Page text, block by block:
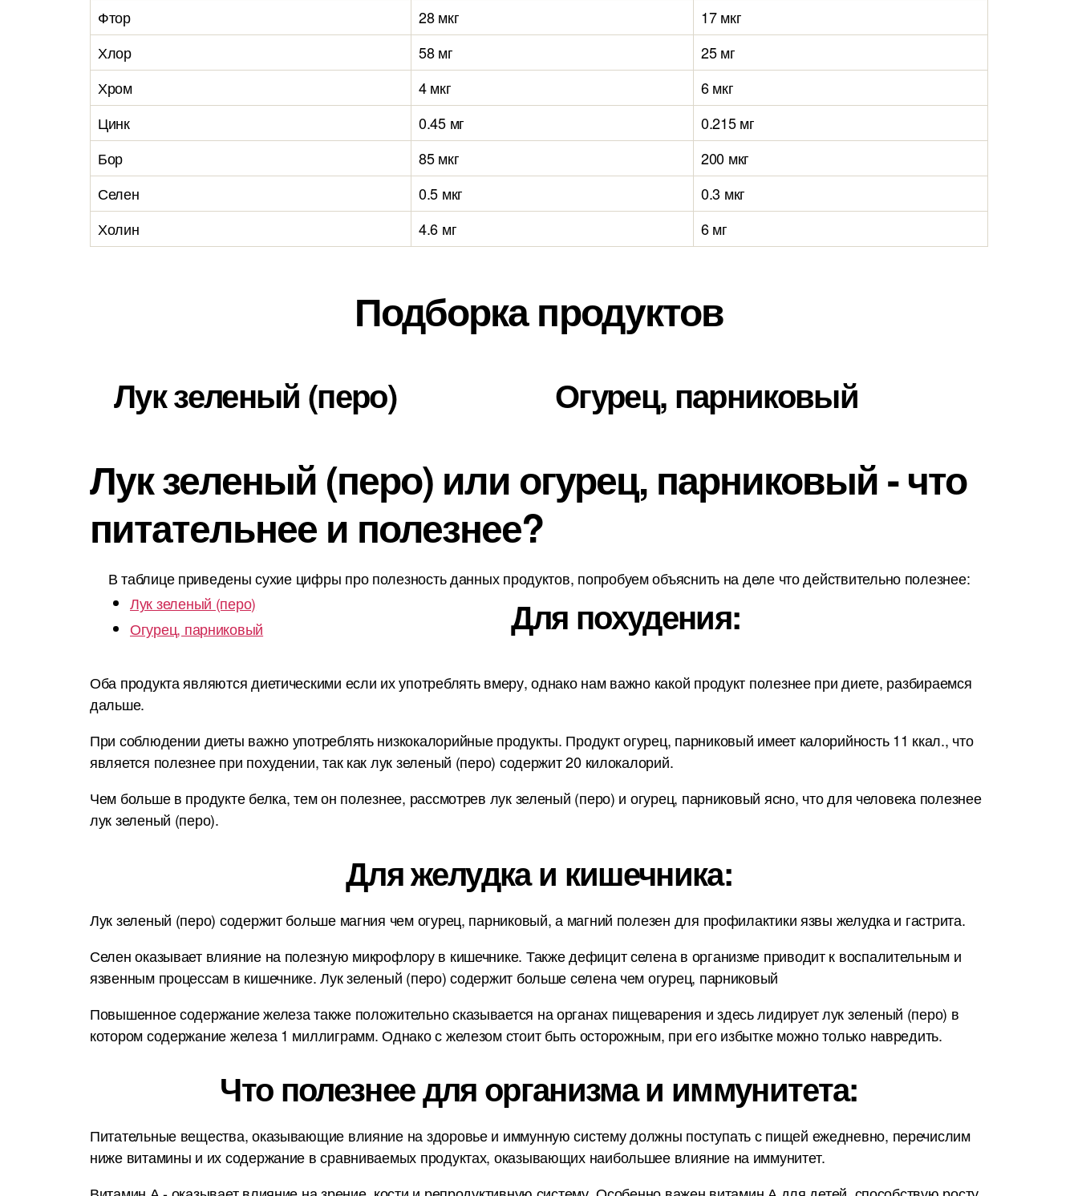
Фтор
28 мкг
17 мкг
Хлор
58 мг
25 мг
Хром
4 мкг
6 мкг
Цинк
0.45 мг
0.215 мг
Бор
85 мкг
200 мкг
Селен
0.5 мкг
0.3 мкг
Холин
4.6 мг 6 мг
Подборка продуктов
Лук зеленый (перо) Огурец, парниковый
Лук зеленый (перо) или огурец, парниковый - что
питательнее и полезнее?
В таблице приведены сухие цифры про полезность данных продуктов, попробуем объяснить на деле что действительно полезнее:
Лук зеленый (перо)
Огурец, парниковый
Для похудения:
Оба продукта являются диетическими если их употреблять вмеру, однако нам важно какой продукт полезнее при диете, разбираемся
дальше.
При соблюдении диеты важно употреблять низкокалорийные продукты. Продукт огурец, парниковый имеет калорийность 11 ккал., что
является полезнее при похудении, так как лук зеленый (перо) содержит 20 килокалорий.
Чем больше в продукте белка, тем он полезнее, рассмотрев лук зеленый (перо) и огурец, парниковый ясно, что для человека полезнее
лук зеленый (перо).
Для желудка и кишечника:
Лук зеленый (перо) содержит больше магния чем огурец, парниковый, а магний полезен для профилактики язвы желудка и гастрита.
Селен оказывает влияние на полезную микрофлору в кишечнике. Также дефицит селена в организме приводит к воспалительным и
язвенным процессам в кишечнике. Лук зеленый (перо) содержит больше селена чем огурец, парниковый
Повышенное содержание железа также положительно сказывается на органах пищеварения и здесь лидирует лук зеленый (перо) в
котором содержание железа 1 миллиграмм. Однако с железом стоит быть осторожным, при его избытке можно только навредить.
Что полезнее для организма и иммунитета:
Питательные вещества, оказывающие влияние на здоровье и иммунную систему должны поступать с пищей ежедневно, перечислим
ниже витамины и их содержание в сравниваемых продуктах, оказывающих наибольшее влияние на иммунитет.